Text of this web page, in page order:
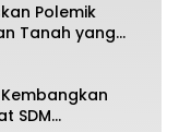
Polemik
Tanah yang
SDM